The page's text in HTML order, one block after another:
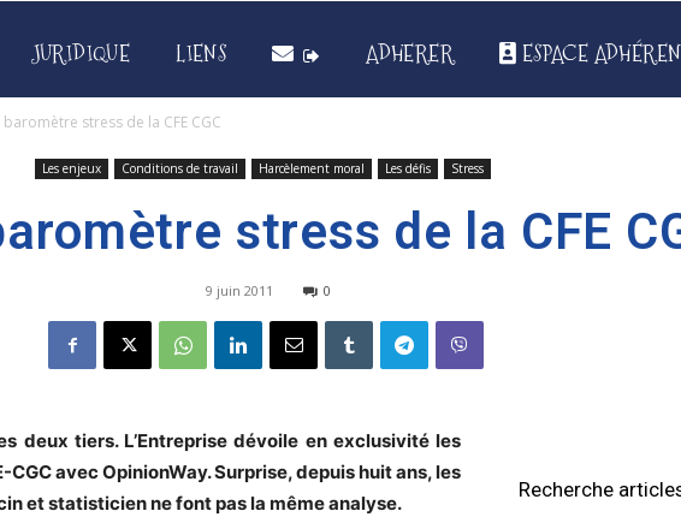
JURIDIQUE LIENS ADHERER ESPACE
stress de la CFE CGC
Les enjeux Conditions de travail Harcèlement moral Les défis Stress
stress de la CFE
9 juin 2011 0
deux tiers. L’Entreprise dévoile en exclusivité les
avec OpinionWay. Surprise, depuis huit ans, les
et statisticien ne font pas la même analyse.
Recherche